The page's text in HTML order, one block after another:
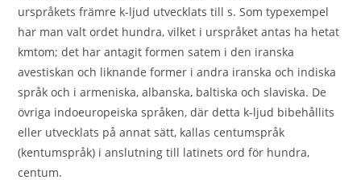
urspråkets främre k-ljud utvecklats till s. Som typexempel
har man valt ordet hundra, vilket i urspråket antas ha hetat
kmtom; det har antagit formen satem i den iranska
avestiskan och liknande former i andra iranska och indiska
språk och i armeniska, albanska, baltiska och slaviska. De
övriga indoeuropeiska språken, där detta k-ljud bibehållits
eller utvecklats på annat sätt, kallas centumspråk
(kentumspråk) i anslutning till latinets ord för hundra,
centum.